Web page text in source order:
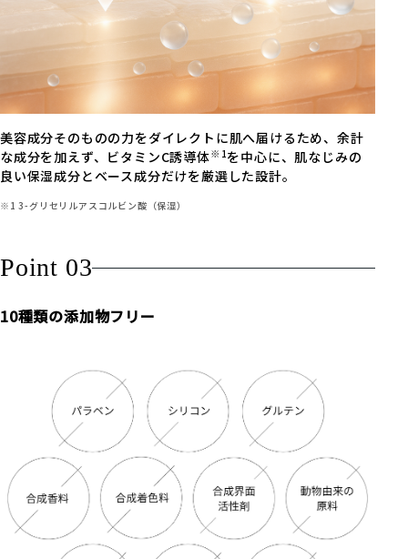
美容成分そのものの力をダイレクトに肌へ届けるため、余計
な成分を加えず、ビタミンC誘導体※1を中心に、肌なじみの
良い保湿成分とベース成分だけを厳選した設計。
※1 3-グリセリルアスコルビン酸（保湿）
Point 03
10種類の添加物フリー
レビューを書く
評価必須
コメント
投稿者名 (ニックネーム)
メールアドレス必須
※ メールアドレスがサイト上に公開されることはありません
投稿する